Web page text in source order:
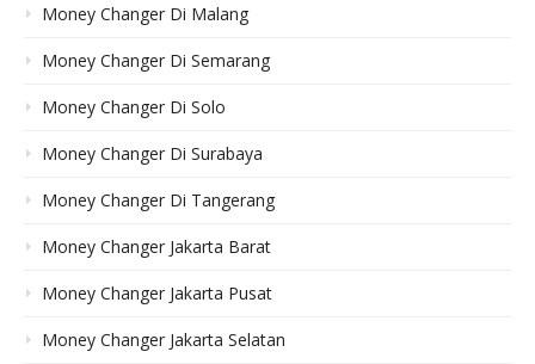
Money Changer Di Malang
Money Changer Di Semarang
Money Changer Di Solo
Money Changer Di Surabaya
Money Changer Di Tangerang
Money Changer Jakarta Barat
Money Changer Jakarta Pusat
Money Changer Jakarta Selatan